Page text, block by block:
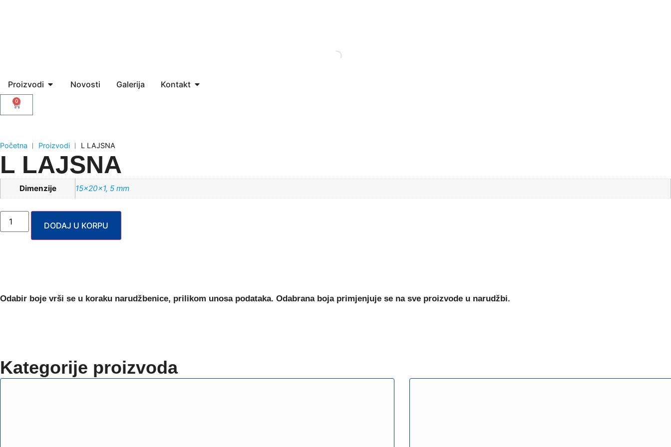
Proizvodi Novosti Galerija Kontakt
0
Početna ︱ Proizvodi ︱ L LAJSNA
L LAJSNA
Dimenzije 15x20x1, 5 mm
DODAJ U KORPU
Odabir boje vrši se u koraku narudžbenice, prilikom unosa podataka. Odabrana boja primjenjuje se na sve proizvode u narudžbi.
Kategorije proizvoda